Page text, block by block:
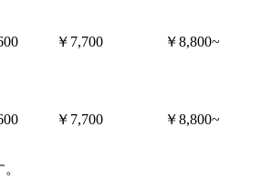
￥7,700 ￥8,800~
￥7,700 ￥8,800~